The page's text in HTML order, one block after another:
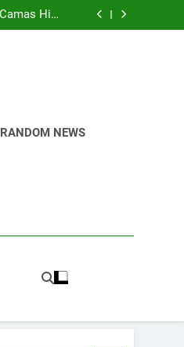
Indonesia
High
School
School
High
School
School
RANDOM NEWS